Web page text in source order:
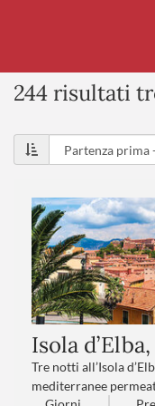
244 risultati
Isola
Tre notti all’Isola
mediterranee